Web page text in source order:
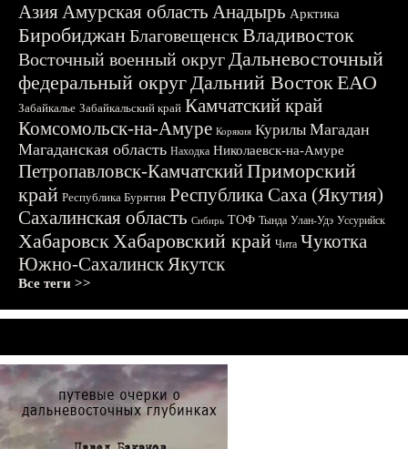
АзияАмурская область Анадырь Арктика
БиробиджанБлаговещенскВладивосток
Восточный военный округДальневосточный
федеральный округДальний ВостокЕАО
Забайкалье Забайкальский край Камчатский край
Комсомольск-на-Амуре Корякия Курилы Магадан
Магаданская область Находка Николаевск-на-Амуре
Петропавловск-КамчатскийПриморский
край Республика Бурятия Республика Саха (Якутия)
Сахалинская область Сибирь ТОФ Тында Улан-Удэ Уссурийск
ХабаровскХабаровский край Чита Чукотка
Южно-СахалинскЯкутск
Все теги >>